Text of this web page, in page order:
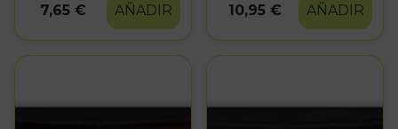
7,65 €
AÑADIR
10,95 €
AÑADIR